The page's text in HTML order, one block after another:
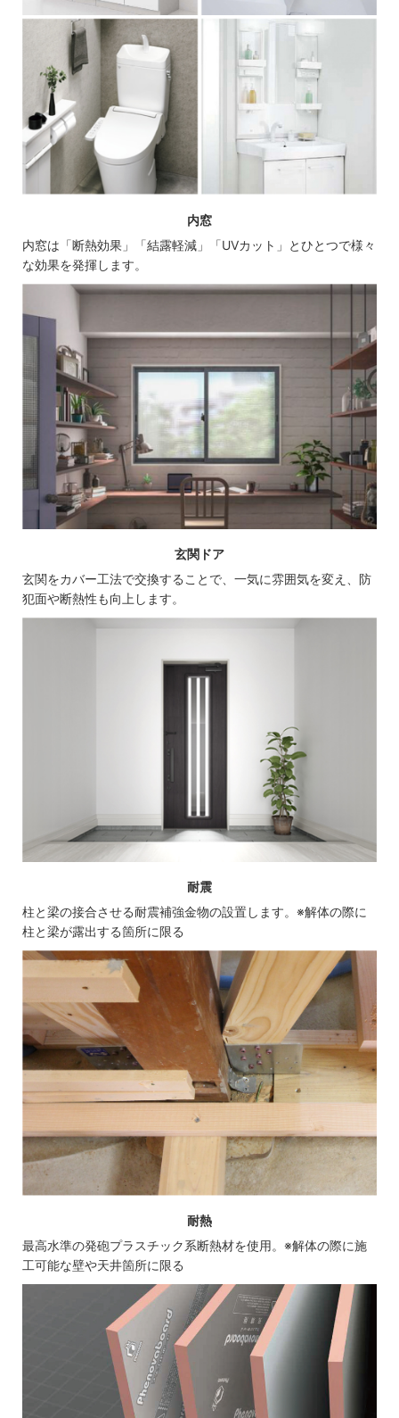
内窓
内窓は「断熱効果」「結露軽減」「UVカット」とひとつで様々
な効果を発揮します。
玄関ドア
玄関をカバー工法で交換することで、一気に雰囲気を変え、防
犯面や断熱性も向上します。
耐震
柱と梁の接合させる耐震補強金物の設置します。※解体の際に
柱と梁が露出する箇所に限る
耐熱
最高水準の発砲プラスチック系断熱材を使用。※解体の際に施
工可能な壁や天井箇所に限る